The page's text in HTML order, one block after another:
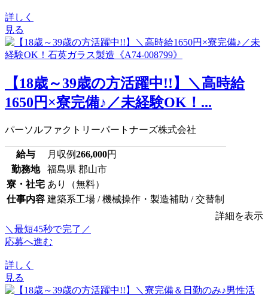
詳しく
見る
【18歳～39歳の方活躍中!!】＼高時給
1650円×寮完備♪／未経験OK！...
パーソルファクトリーパートナーズ株式会社
給与 月収例266,000円
勤務地
福島県 郡山市
寮・社宅 あり（無料）
仕事内容 建築系工場 / 機械操作・製造補助 / 交替制
詳細を表示
＼最短45秒で完了／
応募へ進む
詳しく
見る